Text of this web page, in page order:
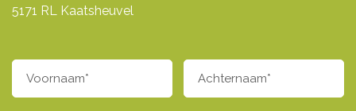
5171 RL Kaatsheuvel